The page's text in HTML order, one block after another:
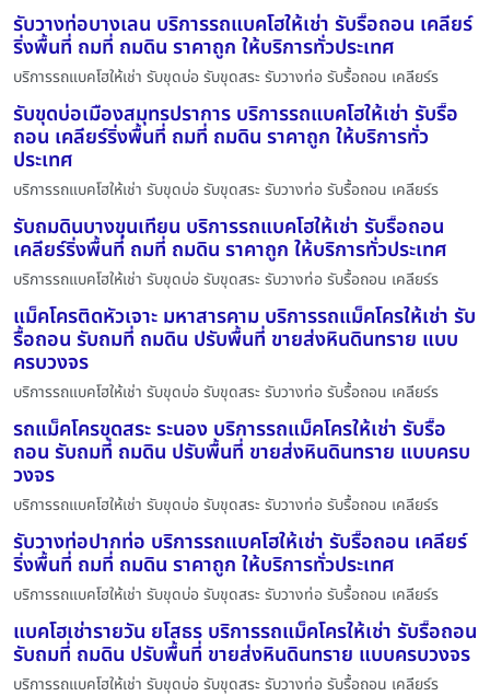
รับวางท่อบางเลน บริการรถแบคโฮให้เช่า รับรื้อถอน เคลียร์
ริ่งพื้นที่ ถมที่ ถมดิน ราคาถูก ให้บริการทั่วประเทศ
บริการรถแบคโฮให้เช่า รับขุดบ่อ รับขุดสระ รับวางท่อ รับรื้อถอน เคลียร์ร
รับขุดบ่อเมืองสมุทรปราการ บริการรถแบคโฮให้เช่า รับรื้อ
ถอน เคลียร์ริ่งพื้นที่ ถมที่ ถมดิน ราคาถูก ให้บริการทั่ว
ประเทศ
บริการรถแบคโฮให้เช่า รับขุดบ่อ รับขุดสระ รับวางท่อ รับรื้อถอน เคลียร์ร
รับถมดินบางขุนเทียน บริการรถแบคโฮให้เช่า รับรื้อถอน
เคลียร์ริ่งพื้นที่ ถมที่ ถมดิน ราคาถูก ให้บริการทั่วประเทศ
บริการรถแบคโฮให้เช่า รับขุดบ่อ รับขุดสระ รับวางท่อ รับรื้อถอน เคลียร์ร
แม็คโครติดหัวเจาะ มหาสารคาม บริการรถแม็คโครให้เช่า รับ
รื้อถอน รับถมที่ ถมดิน ปรับพื้นที่ ขายส่งหินดินทราย แบบ
ครบวงจร
บริการรถแบคโฮให้เช่า รับขุดบ่อ รับขุดสระ รับวางท่อ รับรื้อถอน เคลียร์ร
รถแม็คโครขุดสระ ระนอง บริการรถแม็คโครให้เช่า รับรื้อ
ถอน รับถมที่ ถมดิน ปรับพื้นที่ ขายส่งหินดินทราย แบบครบ
วงจร
บริการรถแบคโฮให้เช่า รับขุดบ่อ รับขุดสระ รับวางท่อ รับรื้อถอน เคลียร์ร
รับวางท่อปากท่อ บริการรถแบคโฮให้เช่า รับรื้อถอน เคลียร์
ริ่งพื้นที่ ถมที่ ถมดิน ราคาถูก ให้บริการทั่วประเทศ
บริการรถแบคโฮให้เช่า รับขุดบ่อ รับขุดสระ รับวางท่อ รับรื้อถอน เคลียร์ร
แบคโฮเช่ารายวัน ยโสธร บริการรถแม็คโครให้เช่า รับรื้อถอน
รับถมที่ ถมดิน ปรับพื้นที่ ขายส่งหินดินทราย แบบครบวงจร
บริการรถแบคโฮให้เช่า รับขุดบ่อ รับขุดสระ รับวางท่อ รับรื้อถอน เคลียร์ร